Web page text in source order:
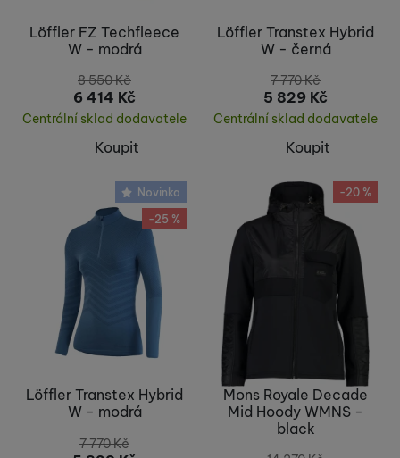
Löffler FZ Techfleece
W - modrá
8 550Kč
6 414 Kč
Centrální sklad dodavatele
Koupit
Löffler Transtex Hybrid
W - černá
7 770Kč
5 829 Kč
Centrální sklad dodavatele
Koupit
Novinka
-25 %
Löffler Transtex Hybrid
W - modrá
7 770Kč
-20 %
Mons Royale Decade
Mid Hoody WMNS -
black